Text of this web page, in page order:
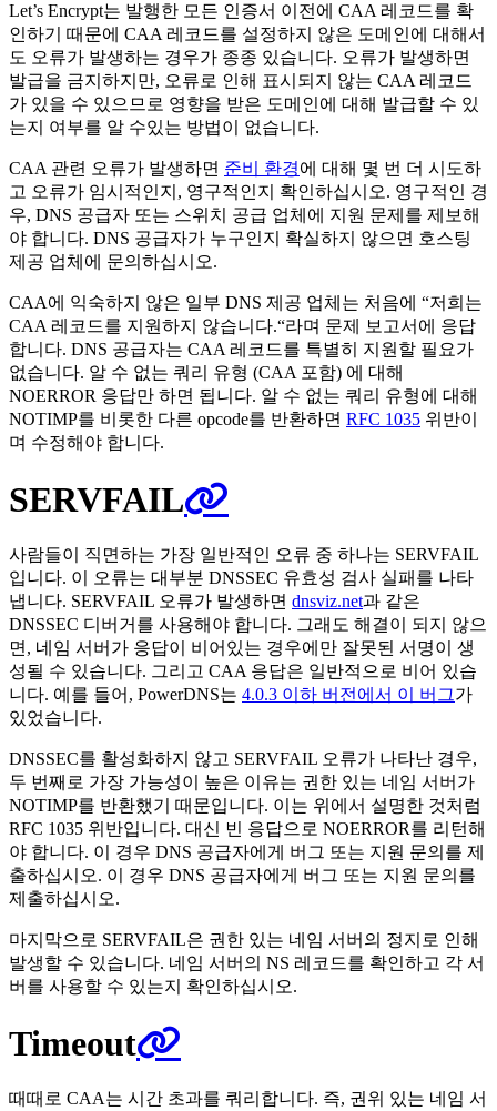
Let’s Encrypt는 발행한 모든 인증서 이전에 CAA 레코드를 확
인하기 때문에 CAA 레코드를 설정하지 않은 도메인에 대해서
도 오류가 발생하는 경우가 종종 있습니다. 오류가 발생하면
발급을 금지하지만, 오류로 인해 표시되지 않는 CAA 레코드
가 있을 수 있으므로 영향을 받은 도메인에 대해 발급할 수 있
는지 여부를 알 수있는 방법이 없습니다.
CAA 관련 오류가 발생하면 준비 환경에 대해 몇 번 더 시도하
고 오류가 임시적인지, 영구적인지 확인하십시오. 영구적인 경
우, DNS 공급자 또는 스위치 공급 업체에 지원 문제를 제보해
야 합니다. DNS 공급자가 누구인지 확실하지 않으면 호스팅
제공 업체에 문의하십시오.
CAA에 익숙하지 않은 일부 DNS 제공 업체는 처음에 “저희는
CAA 레코드를 지원하지 않습니다.“라며 문제 보고서에 응답
합니다. DNS 공급자는 CAA 레코드를 특별히 지원할 필요가
없습니다. 알 수 없는 쿼리 유형 (CAA 포함) 에 대해
NOERROR 응답만 하면 됩니다. 알 수 없는 쿼리 유형에 대해
NOTIMP를 비롯한 다른 opcode를 반환하면 RFC 1035 위반이
며 수정해야 합니다.
SERVFAIL
사람들이 직면하는 가장 일반적인 오류 중 하나는 SERVFAIL
입니다. 이 오류는 대부분 DNSSEC 유효성 검사 실패를 나타
냅니다. SERVFAIL 오류가 발생하면 dnsviz.net과 같은
DNSSEC 디버거를 사용해야 합니다. 그래도 해결이 되지 않으
면, 네임 서버가 응답이 비어있는 경우에만 잘못된 서명이 생
성될 수 있습니다. 그리고 CAA 응답은 일반적으로 비어 있습
니다. 예를 들어, PowerDNS는 4.0.3 이하 버전에서 이 버그가
있었습니다.
DNSSEC를 활성화하지 않고 SERVFAIL 오류가 나타난 경우,
두 번째로 가장 가능성이 높은 이유는 권한 있는 네임 서버가
NOTIMP를 반환했기 때문입니다. 이는 위에서 설명한 것처럼
RFC 1035 위반입니다. 대신 빈 응답으로 NOERROR를 리턴해
야 합니다. 이 경우 DNS 공급자에게 버그 또는 지원 문의를 제
출하십시오. 이 경우 DNS 공급자에게 버그 또는 지원 문의를
제출하십시오.
마지막으로 SERVFAIL은 권한 있는 네임 서버의 정지로 인해
발생할 수 있습니다. 네임 서버의 NS 레코드를 확인하고 각 서
버를 사용할 수 있는지 확인하십시오.
Timeout
때때로 CAA는 시간 초과를 쿼리합니다. 즉, 권위 있는 네임 서